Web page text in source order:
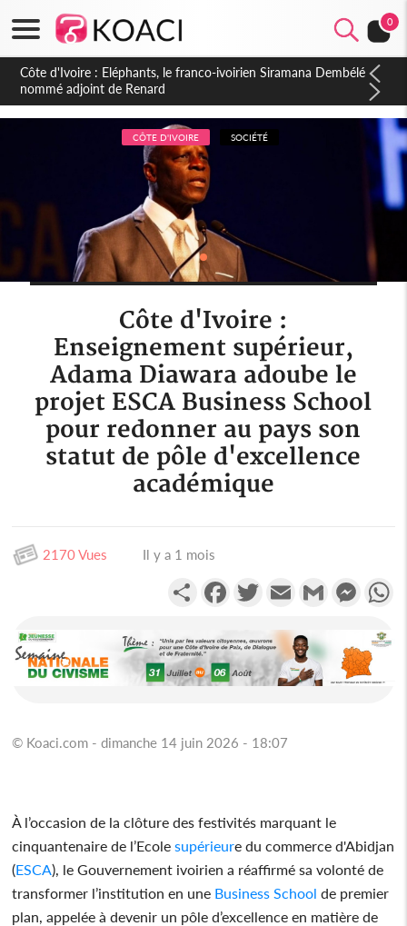
0
Cameroun : 5 combattants séparatistes neutralisés, le Mindef
dément les rumeurs d'exactions des civils
CÔTE D'IVOIRE SOCIÉTÉ
Côte d'Ivoire :
Enseignement supérieur,
Adama Diawara adoube le
projet ESCA Business School
pour redonner au pays son
statut de pôle d'excellence
académique
2170 Vues Il y a 1 mois
PartagerFacebookTwitterEmail Gmail
© Koaci.com - dimanche 14 juin 2026 - 18:07
À l’occasion de la clôture des festivités marquant le
cinquantenaire de l’Ecole supérieure du commerce d'Abidjan
(ESCA), le Gouvernement ivoirien a réaffirmé sa volonté de
transformer l’institution en une Business School de premier
plan, appelée à devenir un pôle d’excellence en matière de